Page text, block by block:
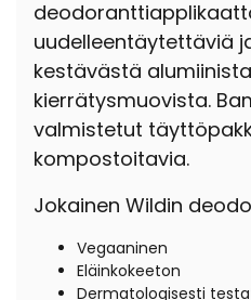
uudelleentäytettäviä
kestävästä
kierrätysmuovista.
valmistetut
kompostoitavia.
Jokainen Wildin
Vegaaninen
Eläinkokeeton
Dermatologisesti